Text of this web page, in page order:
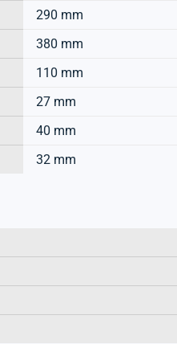
290 mm
380 mm
110 mm
27 mm
40 mm
32 mm